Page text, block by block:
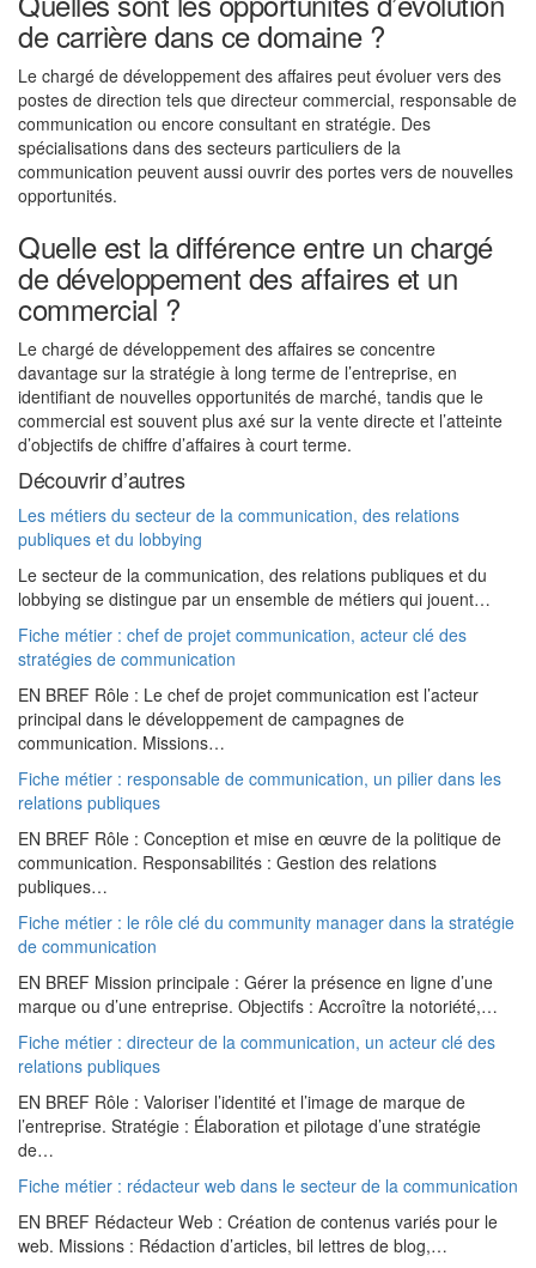
de carrière dans ce domaine ?
Le chargé de développement des affaires peut évoluer vers des
postes de direction tels que directeur commercial, responsable de
communication ou encore consultant en stratégie. Des
spécialisations dans des secteurs particuliers de la
communication peuvent aussi ouvrir des portes vers de nouvelles
opportunités.
Quelle est la différence entre un chargé
de développement des affaires et un
commercial ?
Le chargé de développement des affaires se concentre
davantage sur la stratégie à long terme de l’entreprise, en
identifiant de nouvelles opportunités de marché, tandis que le
commercial est souvent plus axé sur la vente directe et l’atteinte
d’objectifs de chiffre d’affaires à court terme.
Découvrir d’autres
Les métiers du secteur de la communication, des relations
publiques et du lobbying
Le secteur de la communication, des relations publiques et du
lobbying se distingue par un ensemble de métiers qui jouent…
Fiche métier : chef de projet communication, acteur clé des
stratégies de communication
EN BREF Rôle : Le chef de projet communication est l’acteur
principal dans le développement de campagnes de
communication. Missions…
Fiche métier : responsable de communication, un pilier dans les
relations publiques
EN BREF Rôle : Conception et mise en œuvre de la politique de
communication. Responsabilités : Gestion des relations
publiques…
Fiche métier : le rôle clé du community manager dans la stratégie
de communication
EN BREF Mission principale : Gérer la présence en ligne d’une
marque ou d’une entreprise. Objectifs : Accroître la notoriété,…
Fiche métier : directeur de la communication, un acteur clé des
relations publiques
EN BREF Rôle : Valoriser l’identité et l’image de marque de
l’entreprise. Stratégie : Élaboration et pilotage d’une stratégie
de…
Fiche métier : rédacteur web dans le secteur de la communication
EN BREF Rédacteur Web : Création de contenus variés pour le
web. Missions : Rédaction d’articles, bil lettres de blog,…